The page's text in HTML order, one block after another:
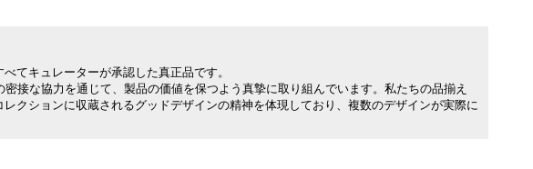
てキュレーターが承認した真正品です。
接な協力を通じて、製品の価値を保つよう真摯に取り組んでいます。私たちの品揃え
クションに収蔵されるグッドデザインの精神を体現しており、複数のデザインが実際に